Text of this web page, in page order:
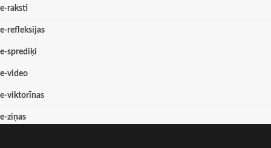
e-raksti
e-refleksijas
e-sprediķi
e-video
e-viktorīnas
e-ziņas